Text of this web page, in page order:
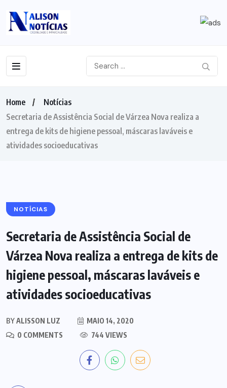
Home
Notícias
Secretaria de Assistência Social de Várzea Nova realiza a
entrega de kits de higiene pessoal, máscaras laváveis e
atividades socioeducativas
NOTÍCIAS
Secretaria de Assistência Social de
Várzea Nova realiza a entrega de kits de
higiene pessoal, máscaras laváveis e
atividades socioeducativas
BYALISSON LUZ
MAIO 14, 2020
0 COMMENTS
744 VIEWS